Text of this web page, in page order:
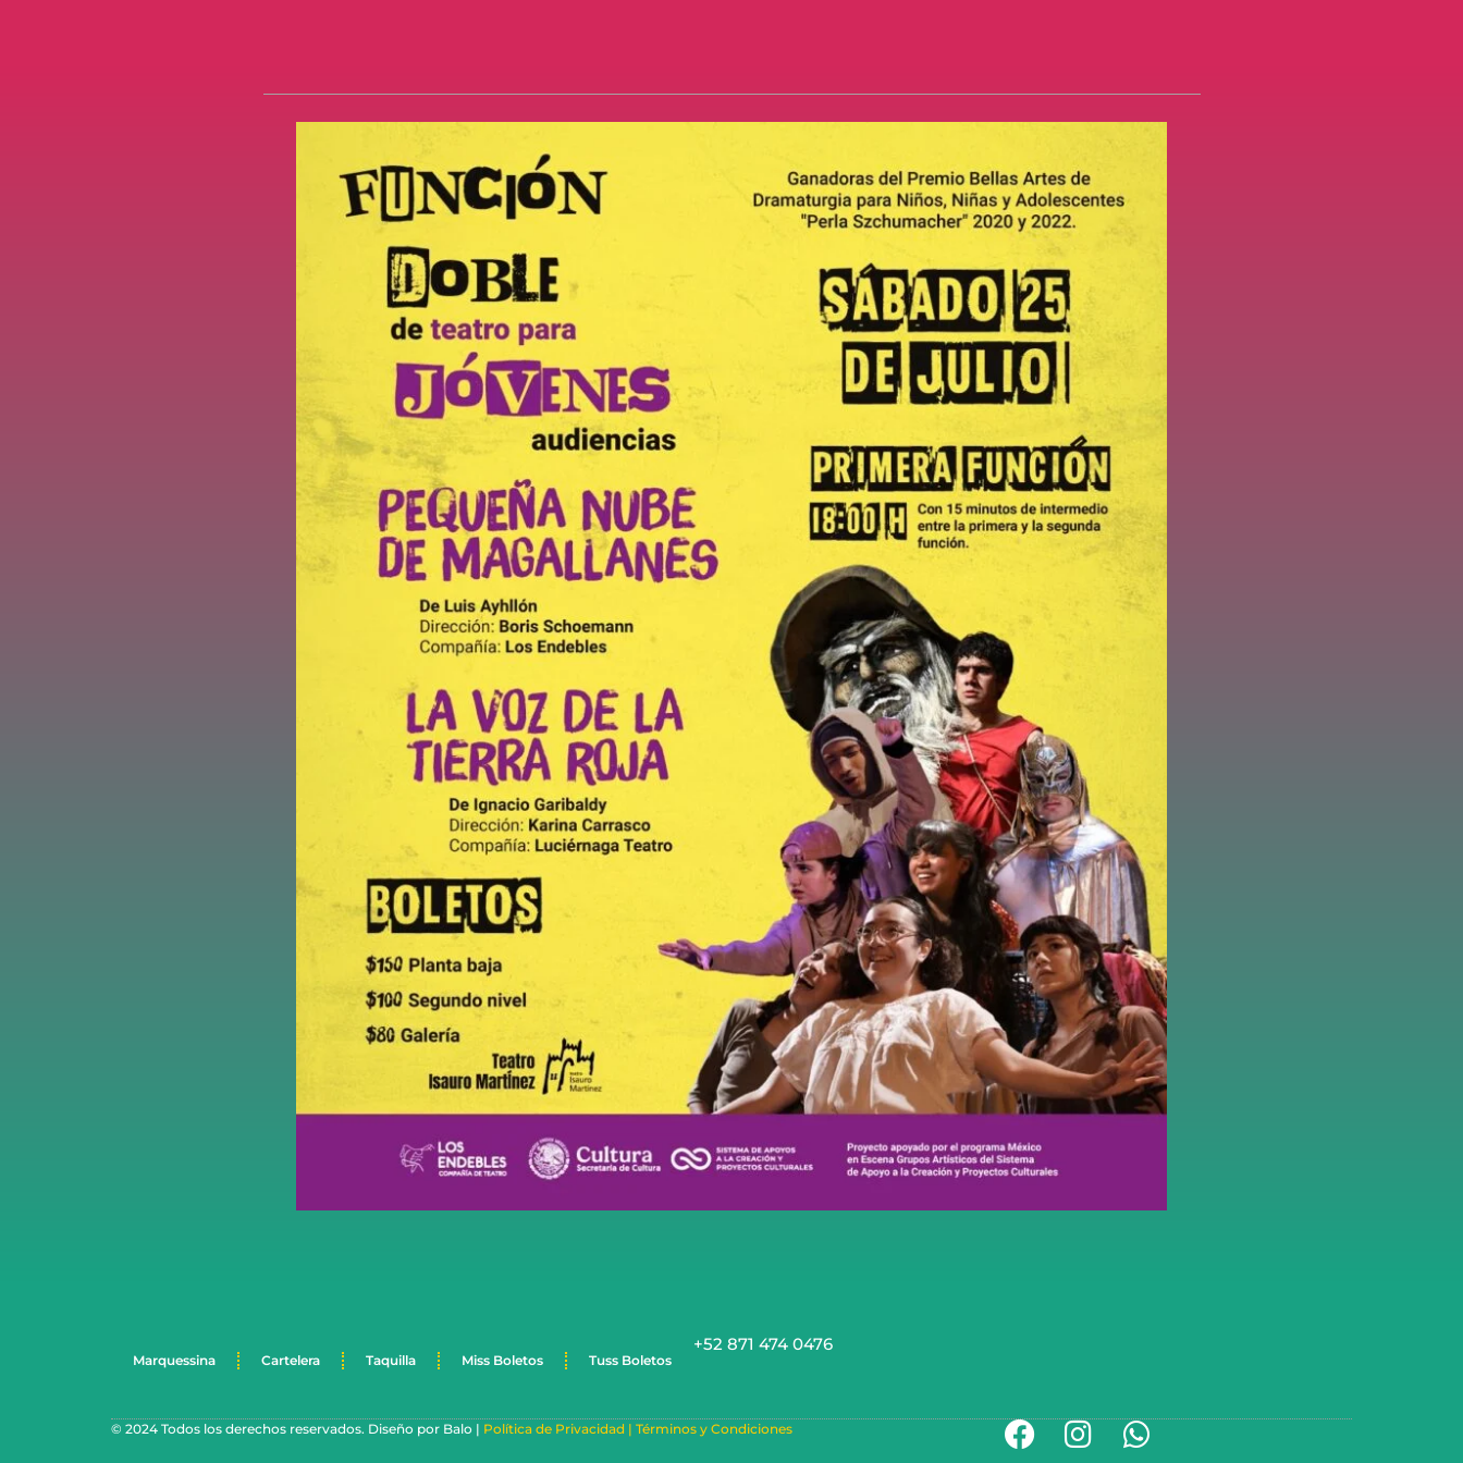
Marquessina Cartelera Taquilla Miss Boletos Tuss Boletos
+52 871 474 0476
© 2024 Todos los derechos reservados. Diseño por Balo | Política de Privacidad | Términos y Condiciones